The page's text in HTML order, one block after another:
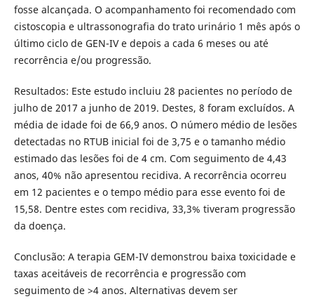
fosse alcançada. O acompanhamento foi recomendado com
cistoscopia e ultrassonografia do trato urinário 1 mês após o
último ciclo de GEN-IV e depois a cada 6 meses ou até
recorrência e/ou progressão.
Resultados: Este estudo incluiu 28 pacientes no período de
julho de 2017 a junho de 2019. Destes, 8 foram excluídos. A
média de idade foi de 66,9 anos. O número médio de lesões
detectadas no RTUB inicial foi de 3,75 e o tamanho médio
estimado das lesões foi de 4 cm. Com seguimento de 4,43
anos, 40% não apresentou recidiva. A recorrência ocorreu
em 12 pacientes e o tempo médio para esse evento foi de
15,58. Dentre estes com recidiva, 33,3% tiveram progressão
da doença.
Conclusão: A terapia GEM-IV demonstrou baixa toxicidade e
taxas aceitáveis de recorrência e progressão com
seguimento de >4 anos. Alternativas devem ser